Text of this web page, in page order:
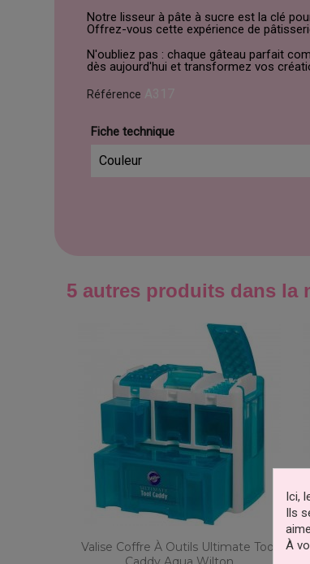
Notre lisseur à pâte à sucre est la clé
Offrez-vous cette expérience de
N'oubliez pas : chaque gâteau parfait
dès aujourd'hui et transformez vos
Référence
Fiche technique
Couleur
5 autres produits dans la
Valise Coffre À Outils Ultimate Tool
Ici,
Ils
À